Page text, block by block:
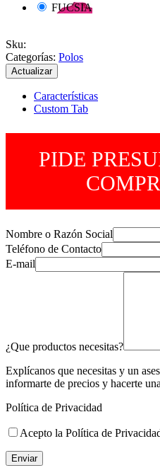
FUCSIA
Sku:
Categorías: Polos
Características
Custom Tab
PIDE
Nombre o Razón Social
Teléfono de Contacto
E-mail
¿Que productos necesitas?
Explícanos que necesitas y un
informarte de precios y hacerte
Política de Privacidad
Acepto la Política de
Enviar